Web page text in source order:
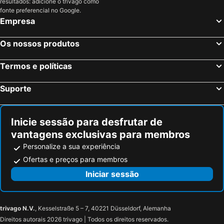
Schonach, bed and breakfasts
Buchenbach, bed and breakfasts
Vogtsburg, bed and breakfasts
Schaffhausen, bed and breakfasts
Biberach/Baden, bed and breakfasts
Zell im Wiesental, bed and breakfasts
fonte preferencial no Google.
Empresa
Os nossos produtos
Termos e políticas
Suporte
Inicie sessão para desfrutar de
vantagens exclusivas para membros
Personalize a sua experiência
Ofertas e preços para membros
Iniciar sessão
trivago N.V., Kesselstraße 5 – 7, 40221 Düsseldorf, Alemanha
Direitos autorais 2026 trivago | Todos os direitos reservados.